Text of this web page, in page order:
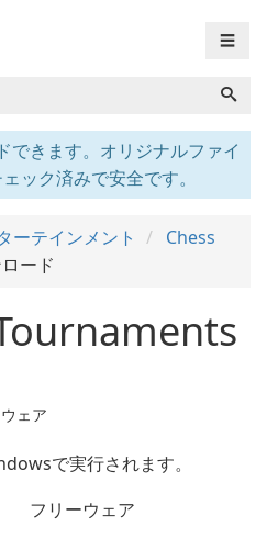
☰
できます。オリジナルファイ
ック済みで安全です。
ーテインメント
Chess
ード
ェア
で実行されます。
フリーウェア